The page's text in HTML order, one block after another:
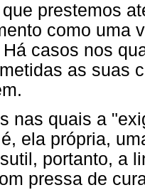
prestemos
como uma
casos nos
as suas
nas quais a
ela própria,
portanto, a
pressa de